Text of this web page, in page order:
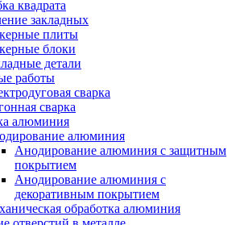
квадрата
закладных
плиты
блоки
детали
работы
сварка
сварка
алюминия
алюминия
Анодирование алюминия с защитным
покрытием
Анодирование алюминия с
декоративным покрытием
обработка алюминия